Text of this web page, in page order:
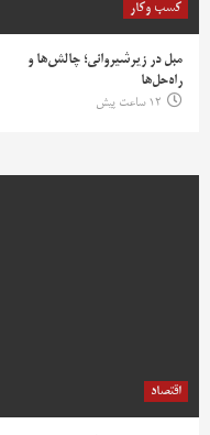
کسب وکار
مبل در زیرشیروانی؛ چالش‌ها و
راه‌حل‌ها
12 ساعت پیش
اقتصاد